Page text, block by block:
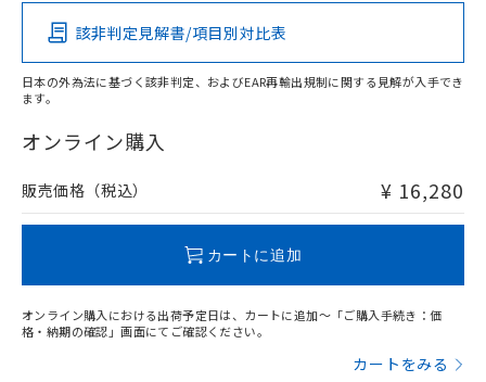
O
在庫等で未対応品が混在する可能性があります。
問い合わせください。
該非判定見解書/項目別対比表
日本の外為法に基づく該非判定、およびEAR再輸出規制に関する見解が入手でき
ます。
オンライン購入
販売価格（税込） ¥ 16,280
カートに追加
オンライン購入における出荷予定日は、カートに追加～「ご購入手続き：価
格・納期の確認」画面にてご確認ください。
カートをみる